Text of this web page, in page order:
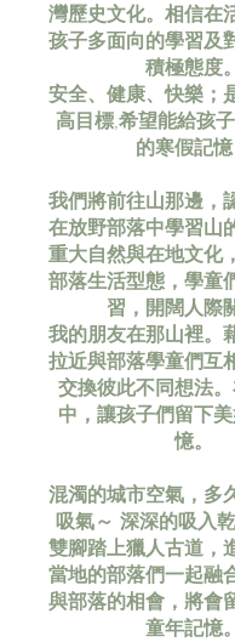
灣歷史文化。相信在
孩子多面向的學習及
積極態度。
安全、健康、快樂；
高目標,希望能給孩
的寒假記憶
我們將前往山那邊，
在放野部落中學習山
重大自然與在地文化
部落生活型態，學童
習，開闊人際
我的朋友在那山裡。
拉近與部落學童們互
交換彼此不同想法
中，讓孩子們留下
憶。
混濁的城市空氣，多
吸氣～ 深深的吸入
雙腳踏上獵人古道，
當地的部落們一起融
與部落的相會，將會
童年記憶。